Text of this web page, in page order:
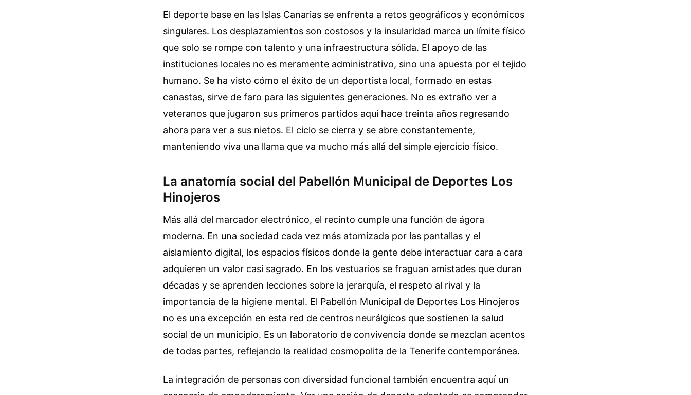
El deporte base en las Islas Canarias se enfrenta a retos geográficos y económicos
singulares. Los desplazamientos son costosos y la insularidad marca un límite físico
que solo se rompe con talento y una infraestructura sólida. El apoyo de las
instituciones locales no es meramente administrativo, sino una apuesta por el tejido
humano. Se ha visto cómo el éxito de un deportista local, formado en estas
canastas, sirve de faro para las siguientes generaciones. No es extraño ver a
veteranos que jugaron sus primeros partidos aquí hace treinta años regresando
ahora para ver a sus nietos. El ciclo se cierra y se abre constantemente,
manteniendo viva una llama que va mucho más allá del simple ejercicio físico.
La anatomía social del Pabellón Municipal de Deportes Los
Hinojeros
Más allá del marcador electrónico, el recinto cumple una función de ágora
moderna. En una sociedad cada vez más atomizada por las pantallas y el
aislamiento digital, los espacios físicos donde la gente debe interactuar cara a cara
adquieren un valor casi sagrado. En los vestuarios se fraguan amistades que duran
décadas y se aprenden lecciones sobre la jerarquía, el respeto al rival y la
importancia de la higiene mental. El Pabellón Municipal de Deportes Los Hinojeros
no es una excepción en esta red de centros neurálgicos que sostienen la salud
social de un municipio. Es un laboratorio de convivencia donde se mezclan acentos
de todas partes, reflejando la realidad cosmopolita de la Tenerife contemporánea.
La integración de personas con diversidad funcional también encuentra aquí un